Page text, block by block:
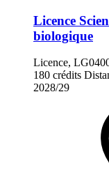
Licence
biologique
Licence,
180 crédits
2028/29